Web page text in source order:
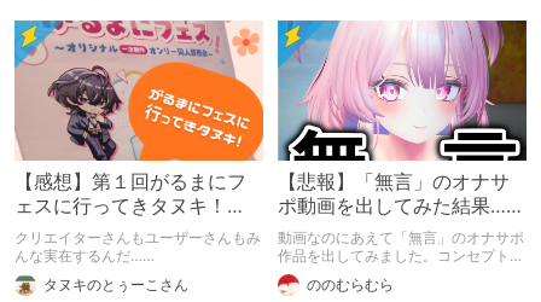
【感想】第１回がるまにフ
ェスに行ってきタヌキ！
【レポ】
クリエイターさんもユーザーさんもみ
んな実在するんだ……
タヌキのとぅーこさん
【悲報】「無言」のオナサ
ポ動画を出してみた結果……
動画なのにあえて「無言」のオナサポ
作品を出してみました。コンセプト通
りのものは作れたのですが、肝心の売
上がね……
ののむらむら